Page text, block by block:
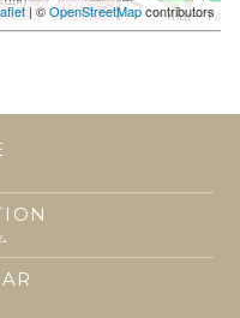
| ©OpenStreetMapcontributors